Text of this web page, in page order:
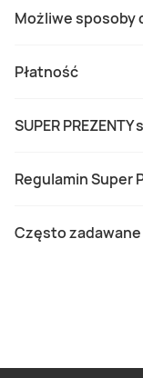
Możliwe sposoby
Płatność
SUPER PREZENTY
Regulamin Super
Często